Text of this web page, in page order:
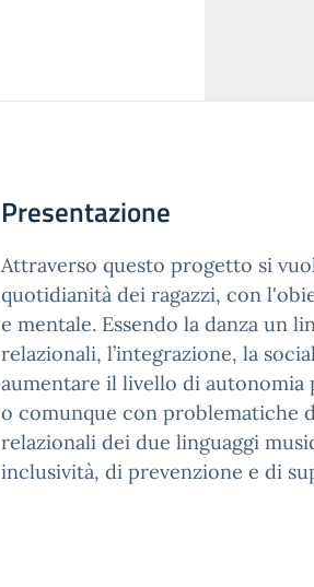
Presentazione
Attraverso questo progetto si
quotidianità dei ragazzi, con
e mentale. Essendo la danza un
relazionali, l’integrazione, la
aumentare il livello di
o comunque con problematiche
relazionali dei due linguaggi
inclusività, di prevenzione e di